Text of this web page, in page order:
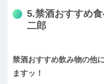
5.禁酒おすすめ
二郎
禁酒おすすめ飲み物の他
ますッ！